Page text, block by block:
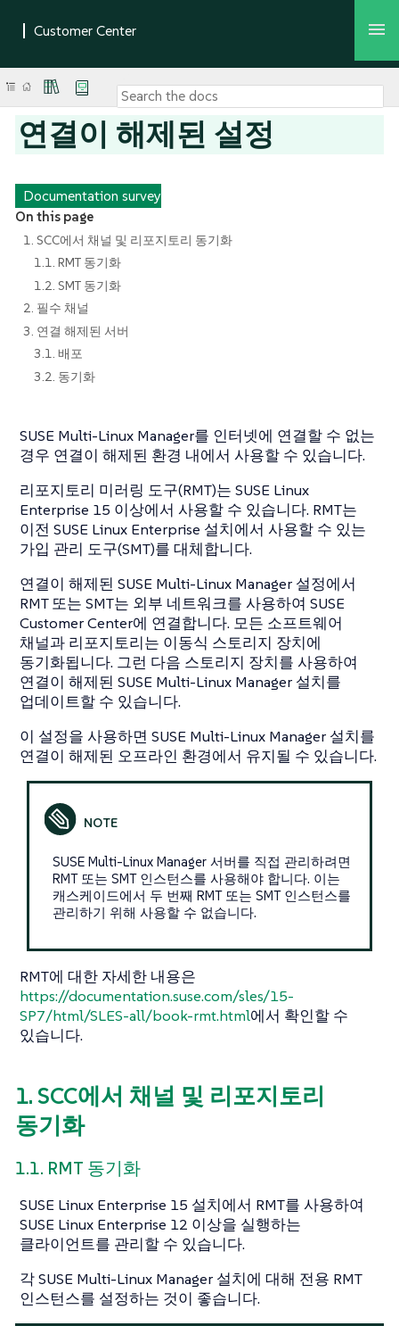
연결이 해제된 설정
Documentation survey
On this page
1. SCC에서 채널 및 리포지토리 동기화
1.1. RMT 동기화
1.2. SMT 동기화
2. 필수 채널
3. 연결 해제된 서버
3.1. 배포
3.2. 동기화
SUSE Multi-Linux Manager를 인터넷에 연결할 수 없는
경우 연결이 해제된 환경 내에서 사용할 수 있습니다.
리포지토리 미러링 도구(RMT)는 SUSE Linux
Enterprise 15 이상에서 사용할 수 있습니다. RMT는
이전 SUSE Linux Enterprise 설치에서 사용할 수 있는
가입 관리 도구(SMT)를 대체합니다.
연결이 해제된 SUSE Multi-Linux Manager 설정에서
RMT 또는 SMT는 외부 네트워크를 사용하여 SUSE
Customer Center에 연결합니다. 모든 소프트웨어
채널과 리포지토리는 이동식 스토리지 장치에
동기화됩니다. 그런 다음 스토리지 장치를 사용하여
연결이 해제된 SUSE Multi-Linux Manager 설치를
업데이트할 수 있습니다.
이 설정을 사용하면 SUSE Multi-Linux Manager 설치를
연결이 해제된 오프라인 환경에서 유지될 수 있습니다.
SUSE Multi-Linux Manager 서버를 직접 관리하려면
RMT 또는 SMT 인스턴스를 사용해야 합니다. 이는
캐스케이드에서 두 번째 RMT 또는 SMT 인스턴스를
관리하기 위해 사용할 수 없습니다.
RMT에 대한 자세한 내용은
https://documentation.suse.com/sles/15-
SP7/html/SLES-all/book-rmt.html에서 확인할 수
있습니다.
1. SCC에서 채널 및 리포지토리
동기화
1.1. RMT 동기화
SUSE Linux Enterprise 15 설치에서 RMT를 사용하여
SUSE Linux Enterprise 12 이상을 실행하는
클라이언트를 관리할 수 있습니다.
각 SUSE Multi-Linux Manager 설치에 대해 전용 RMT
인스턴스를 설정하는 것이 좋습니다.